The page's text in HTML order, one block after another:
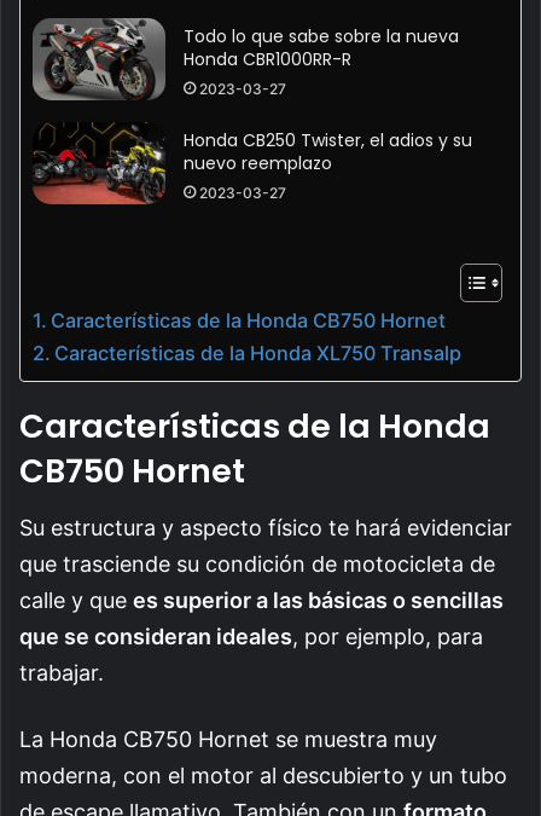
Todo lo que sabe sobre la nueva
Honda CBR1000RR-R
2023-03-27
Honda CB250 Twister, el adios y su
nuevo reemplazo
2023-03-27
Características de la Honda CB750 Hornet
Características de la Honda XL750 Transalp
Características de la Honda
CB750 Hornet
Su estructura y aspecto físico te hará evidenciar
que trasciende su condición de motocicleta de
calle y que es superior a las básicas o sencillas
que se consideran ideales, por ejemplo, para
trabajar.
La Honda CB750 Hornet se muestra muy
moderna, con el motor al descubierto y un tubo